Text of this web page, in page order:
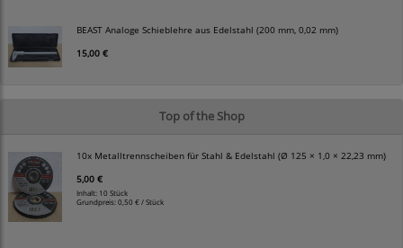
BEAST Analoge Schieblehre aus Edelstahl (200 mm, 0,02 mm)
15,00 €
Top of the Shop
10x Metalltrennscheiben für Stahl & Edelstahl (Ø 125 × 1,0 × 22,23 mm)
5,00 €
Inhalt: 10 Stück
Grundpreis:0,50 € / Stück